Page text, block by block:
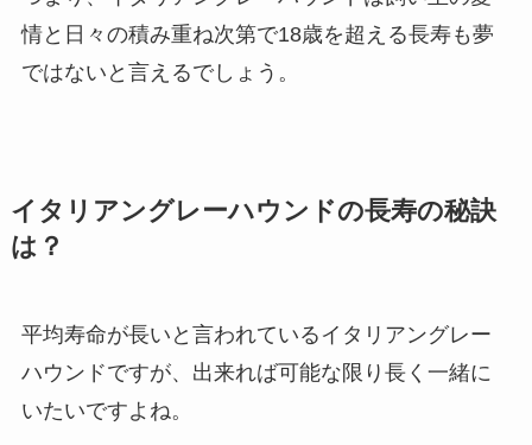
情と日々の積み重ね次第で18歳を超える長寿も夢
ではないと言えるでしょう。
イタリアングレーハウンドの長寿の秘訣
は？
平均寿命が長いと言われているイタリアングレー
ハウンドですが、出来れば可能な限り長く一緒に
いたいですよね。